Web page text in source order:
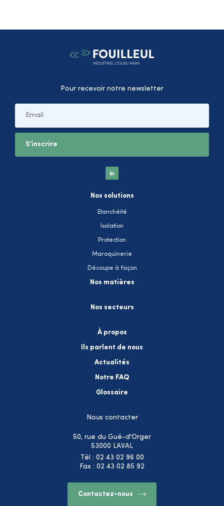
Pour recevoir notre newsletter
Nos solutions
Etanchéité
Isolation
Protection
Maroquinerie
Découpe à façon
Nos matières
Nos secteurs
À propos
Ils parlent de nous
Actualités
Notre FAQ
Glossaire
Nous contacter
50, rue du Gué-d'Orger
53000 LAVAL
Tél : 02 43 02 96 00
Fax : 02 43 02 85 92
Contactez-nous